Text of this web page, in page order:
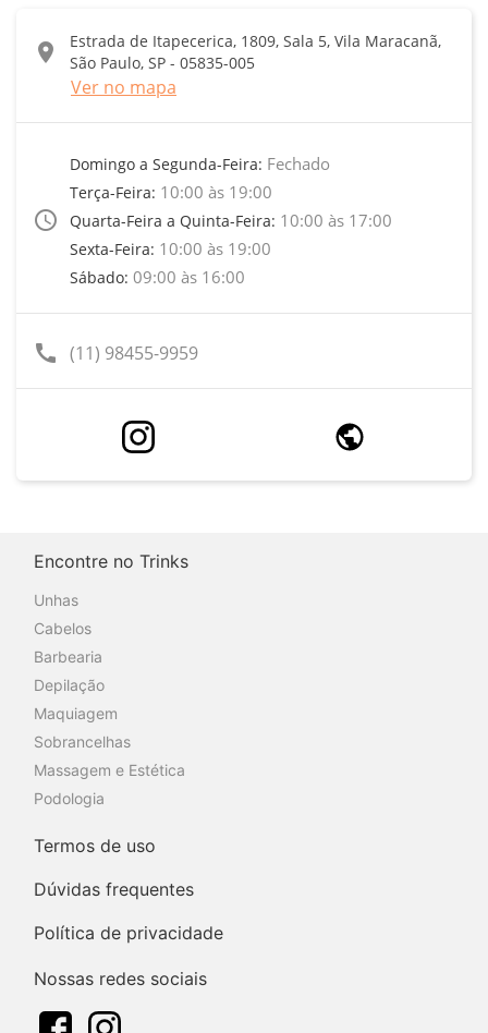
location_on
Estrada de Itapecerica, 1809, Sala 5, Vila Maracanã,
São Paulo, SP - 05835-005
Ver no mapa
access_time
Domingo a Segunda-Feira: Fechado
Terça-Feira: 10:00 às 19:00
Quarta-Feira a Quinta-Feira: 10:00 às 17:00
Sexta-Feira: 10:00 às 19:00
Sábado: 09:00 às 16:00
call (11) 98455-9959
Encontre no Trinks
Unhas
Cabelos
Barbearia
Depilação
Maquiagem
Sobrancelhas
Massagem e Estética
Podologia
Termos de uso
Dúvidas frequentes
Política de privacidade
Nossas redes sociais